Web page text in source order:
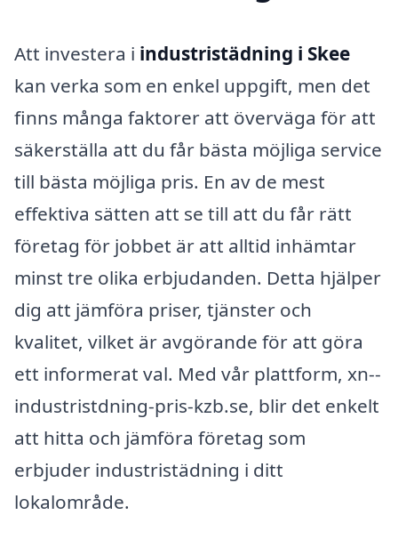
Att investera i industristädning i Skee
kan verka som en enkel uppgift, men det
finns många faktorer att överväga för att
säkerställa att du får bästa möjliga service
till bästa möjliga pris. En av de mest
effektiva sätten att se till att du får rätt
företag för jobbet är att alltid inhämtar
minst tre olika erbjudanden. Detta hjälper
dig att jämföra priser, tjänster och
kvalitet, vilket är avgörande för att göra
ett informerat val. Med vår plattform, xn--
industristdning-pris-kzb.se, blir det enkelt
att hitta och jämföra företag som
erbjuder industristädning i ditt
lokalområde.